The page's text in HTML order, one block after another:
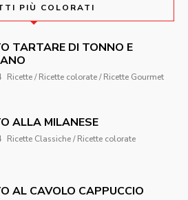
PIÙ COLORATI
TARTARE DI TONNO E
Ricette / Ricette colorate / Ricette Gourmet
ALLA MILANESE
Ricette Classiche / Ricette colorate
AL CAVOLO CAPPUCCIO